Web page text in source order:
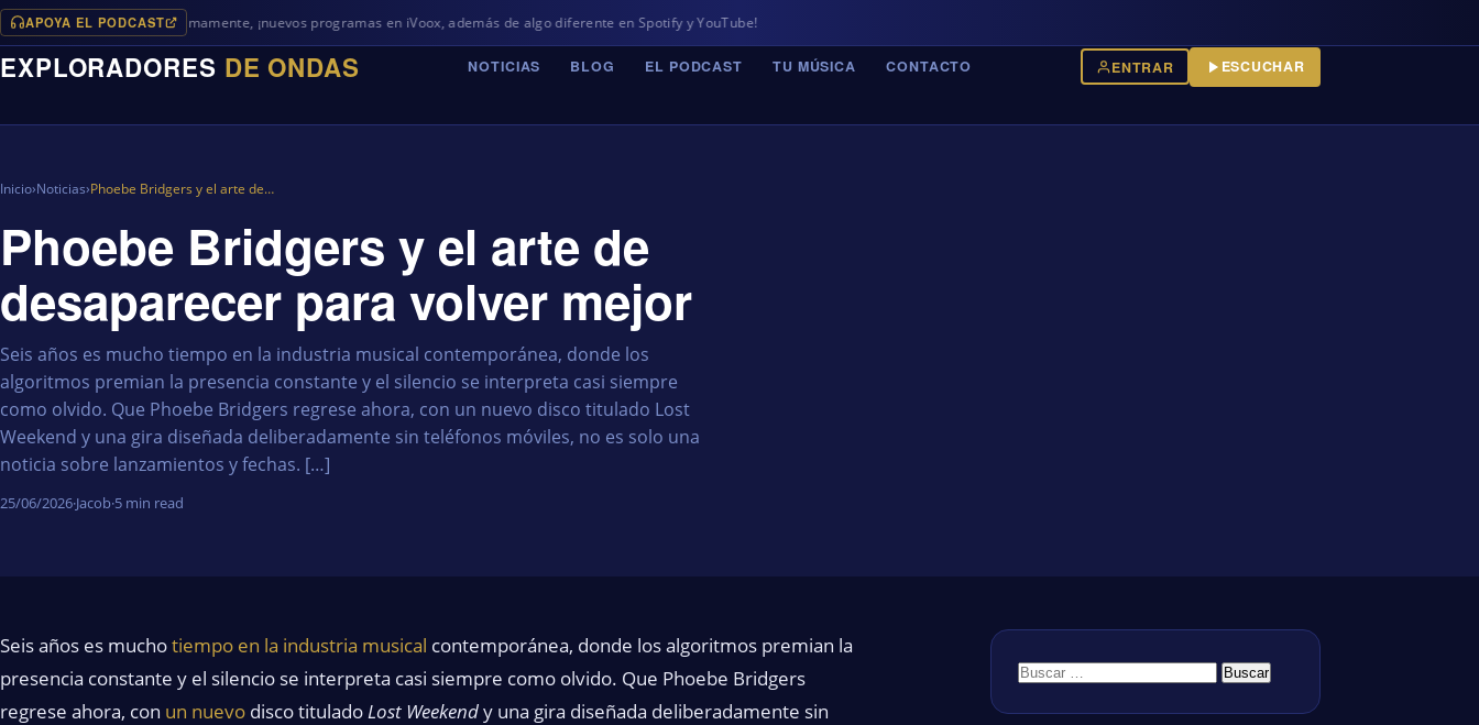
APOYA EL PODCAST
Próximamente, ¡nuevos programas en iVoox, además de algo diferente en Spotify y YouTube!
EXPLORADORES DE ONDAS NOTICIAS BLOG EL PODCAST TU MÚSICA CONTACTO ENTRAR ESCUCHAR
Inicio›Noticias›Phoebe Bridgers y el arte de…
Phoebe Bridgers y el arte de
desaparecer para volver mejor
Seis años es mucho tiempo en la industria musical contemporánea, donde los
algoritmos premian la presencia constante y el silencio se interpreta casi siempre
como olvido. Que Phoebe Bridgers regrese ahora, con un nuevo disco titulado Lost
Weekend y una gira diseñada deliberadamente sin teléfonos móviles, no es solo una
noticia sobre lanzamientos y fechas. […]
25/06/2026·Jacob·5 min read
Seis años es muchotiempo en la industria musical contemporánea, donde los algoritmos premian la
presencia constante y el silencio se interpreta casi siempre como olvido. Que Phoebe Bridgers
regrese ahora, con un nuevo disco tituladoLost Weekendy una gira diseñada deliberadamente sin
Buscar: